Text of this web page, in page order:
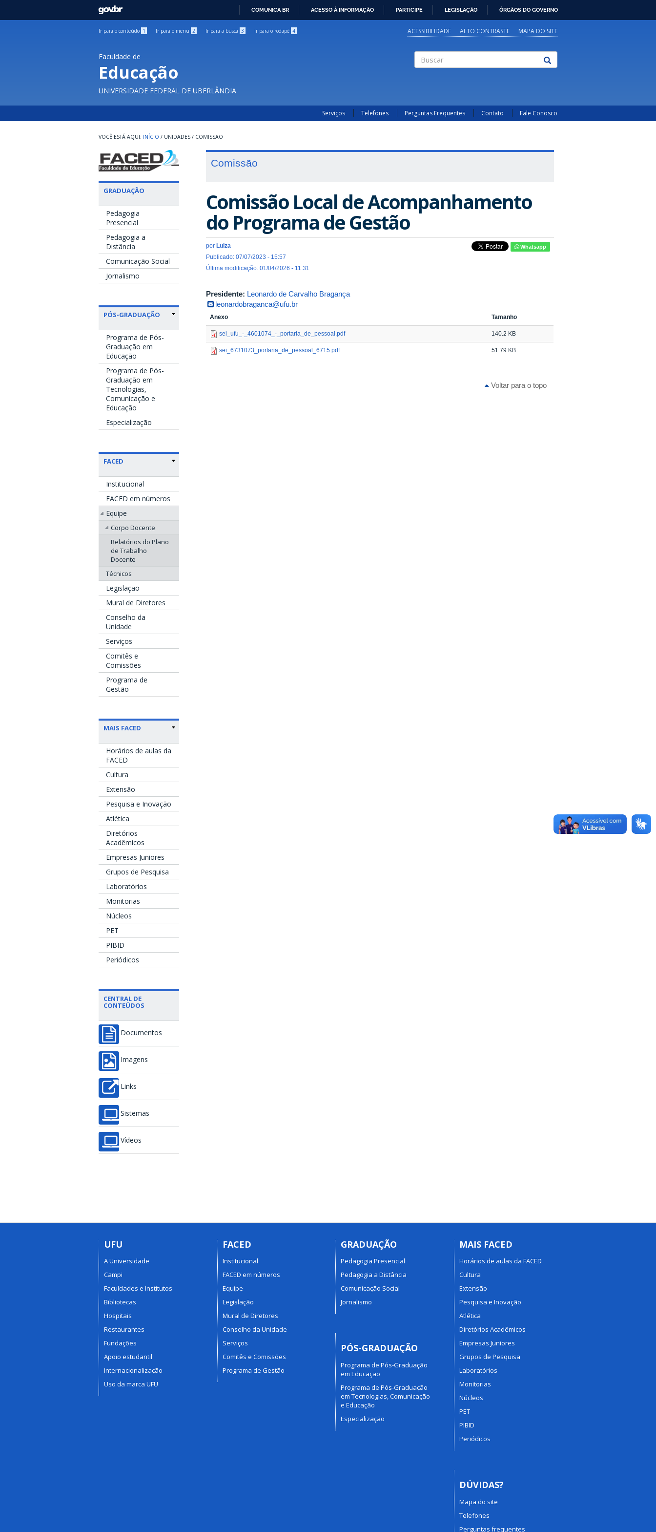
GOVBR
COMUNICA BR ACESSO À INFORMAÇÃO PARTICIPE LEGISLAÇÃO ÓRGÃOS DO GOVERNO
Ir para o conteúdo 1 Ir para o menu 2 Ir para a busca 3 Ir para o rodapé 4 ACESSIBILIDADE ALTO CONTRASTE MAPA DO SITE
Faculdade de
Educação
UNIVERSIDADE FEDERAL DE UBERLÂNDIA
Serviços Telefones Perguntas Frequentes Contato Fale Conosco
INÍCIO / UNIDADES / COMISSAO
GRADUAÇÃO
Pedagogia
Presencial
Pedagogia a
Distância
Comunicação Social
Jornalismo
PÓS-GRADUAÇÃO
Programa de Pós-
Graduação em
Educação
Programa de Pós-
Graduação em
Tecnologias,
Comunicação e
Educação
Especialização
FACED
Institucional
FACED em números
Equipe
Corpo Docente
Relatórios do Plano
de Trabalho
Docente
Técnicos
Legislação
Mural de Diretores
Conselho da
Unidade
Serviços
Comitês e
Comissões
Programa de
Gestão
MAIS FACED
Horários de aulas da
FACED
Cultura
Extensão
Pesquisa e Inovação
Atlética
Diretórios
Acadêmicos
Empresas Juniores
Grupos de Pesquisa
Laboratórios
Monitorias
Núcleos
PET
PIBID
Periódicos
CENTRAL DE
CONTEÚDOS
Documentos
Imagens
Links
Sistemas
Vídeos
Comissão
Comissão Local de Acompanhamento
do Programa de Gestão
por Luiza
Publicado: 07/07/2023 - 15:57
Última modificação: 01/04/2026 - 11:31
Whatsapp
Presidente: Leonardo de Carvalho Bragança
leonardobraganca@ufu.br
Anexo Tamanho
sei_ufu_-_4601074_-_portaria_de_pessoal.pdf 140.2 KB
sei_6731073_portaria_de_pessoal_6715.pdf 51.79 KB
Voltar para o topo
UFU
A Universidade
Campi
Faculdades e Institutos
Bibliotecas
Hospitais
Restaurantes
Fundações
Apoio estudantil
Internacionalização
Uso da marca UFU
FACED
Institucional
FACED em números
Equipe
Legislação
Mural de Diretores
Conselho da Unidade
Serviços
Comitês e Comissões
Programa de Gestão
GRADUAÇÃO
Pedagogia Presencial
Pedagogia a Distância
Comunicação Social
Jornalismo
PÓS-GRADUAÇÃO
Programa de Pós-Graduação
em Educação
Programa de Pós-Graduação
em Tecnologias, Comunicação
e Educação
Especialização
MAIS FACED
Horários de aulas da FACED
Cultura
Extensão
Pesquisa e Inovação
Atlética
Diretórios Acadêmicos
Empresas Juniores
Grupos de Pesquisa
Laboratórios
Monitorias
Núcleos
PET
PIBID
Periódicos
DÚVIDAS?
Mapa do site
Telefones
Perguntas frequentes